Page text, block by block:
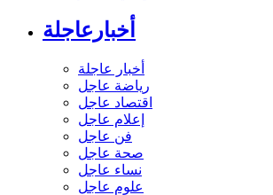
أخبارعاجلة
أخبار عاجلة
رياضة عاجل
اقتصاد عاجل
إعلام عاجل
فن عاجل
صحة عاجل
نساء عاجل
علوم عاجل